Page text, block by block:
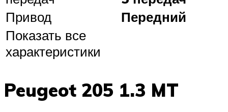
Привод
Передний
Показать все
характеристики
Peugeot 205 1.3 MT